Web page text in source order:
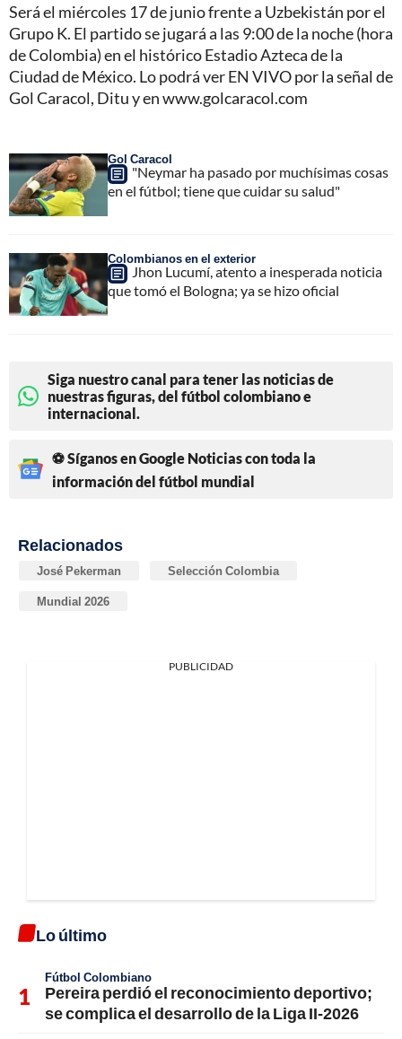
Será el miércoles 17 de junio frente a Uzbekistán por el
Grupo K. El partido se jugará a las 9:00 de la noche (hora
de Colombia) en el histórico Estadio Azteca de la
Ciudad de México. Lo podrá ver EN VIVO por la señal de
Gol Caracol, Ditu y en www.golcaracol.com
Gol Caracol
"Neymar ha pasado por muchísimas cosas
en el fútbol; tiene que cuidar su salud"
Colombianos en el exterior
Jhon Lucumí, atento a inesperada noticia
que tomó el Bologna; ya se hizo oficial
Siga nuestro canal para tener las noticias de
nuestras figuras, del fútbol colombiano e
internacional.
⚽ Síganos en Google Noticias con toda la
información del fútbol mundial
Relacionados
José Pekerman Selección Colombia
Mundial 2026
PUBLICIDAD
Lo último
Fútbol Colombiano
Pereira perdió el reconocimiento deportivo;
se complica el desarrollo de la Liga II-2026